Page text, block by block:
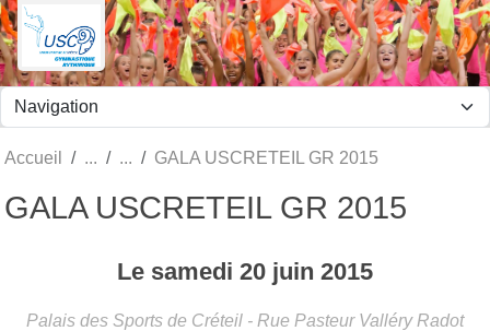
Accueil GALA USCRETEIL GR 2015
GALA USCRETEIL GR 2015
Le samedi 20 juin 2015
Palais des Sports de Créteil - Rue Pasteur Valléry Radot
Panneau de gestion des cookies